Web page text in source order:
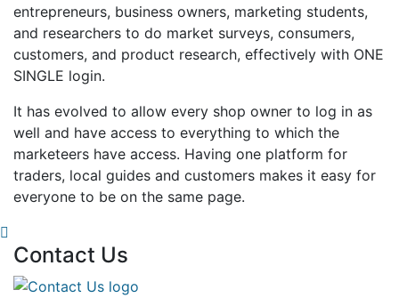
entrepreneurs, business owners, marketing students,
and researchers to do market surveys, consumers,
customers, and product research, effectively with ONE
SINGLE login.
It has evolved to allow every shop owner to log in as
well and have access to everything to which the
marketeers have access. Having one platform for
traders, local guides and customers makes it easy for
everyone to be on the same page.
Contact Us